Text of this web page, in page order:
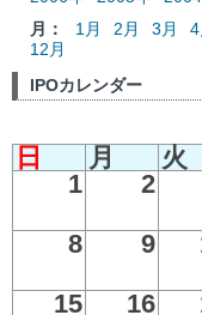
月：
1月 2月 3月 4
12月
IPOカレンダー
日 月 火
1
2
8
9
15
16